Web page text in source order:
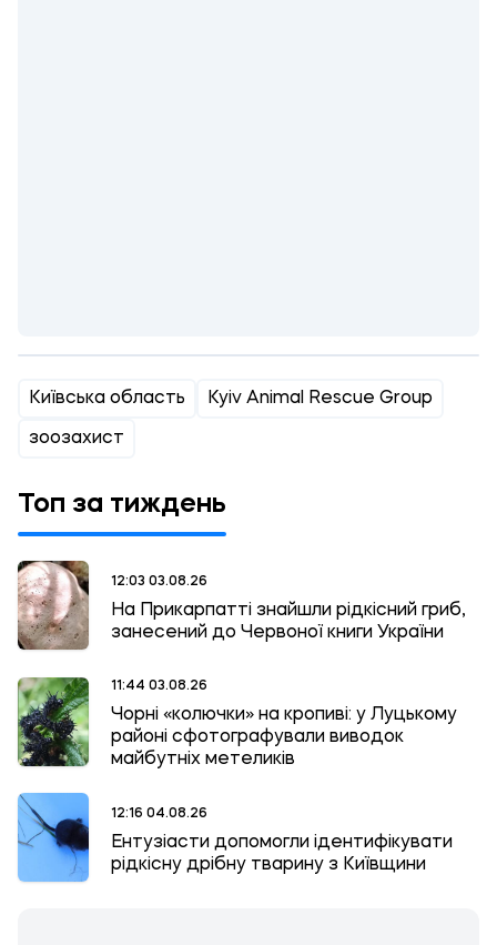
Київська область Kyiv Animal Rescue Group
зоозахист
Топ за тиждень
12:03 03.08.26
На Прикарпатті знайшли рідкісний гриб,
занесений до Червоної книги України
11:44 03.08.26
Чорні «колючки» на кропиві: у Луцькому
районі сфотографували виводок
майбутніх метеликів
12:16 04.08.26
Ентузіасти допомогли ідентифікувати
рідкісну дрібну тварину з Київщини